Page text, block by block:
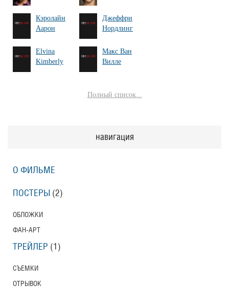
Кэролайн
Аарон
Джеффри
Нордлинг
Elvina
Kimberly
Макс Ван
Вилле
Полный список...
навигация
О ФИЛЬМЕ
ПОСТЕРЫ (2)
ОБЛОЖКИ
ФАН-АРТ
ТРЕЙЛЕР (1)
СЪЕМКИ
ОТРЫВОК